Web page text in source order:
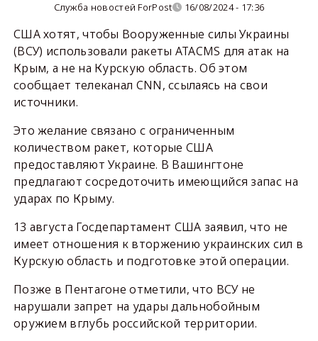
Служба новостей ForPost 16/08/2024 - 17:36
США хотят, чтобы Вооруженные силы Украины
(ВСУ) использовали ракеты ATACMS для атак на
Крым, а не на Курскую область. Об этом
сообщает телеканал CNN, ссылаясь на свои
источники.
Это желание связано с ограниченным
количеством ракет, которые США
предоставляют Украине. В Вашингтоне
предлагают сосредоточить имеющийся запас на
ударах по Крыму.
13 августа Госдепартамент США заявил, что не
имеет отношения к вторжению украинских сил в
Курскую область и подготовке этой операции.
Позже в Пентагоне отметили, что ВСУ не
нарушали запрет на удары дальнобойным
оружием вглубь российской территории.